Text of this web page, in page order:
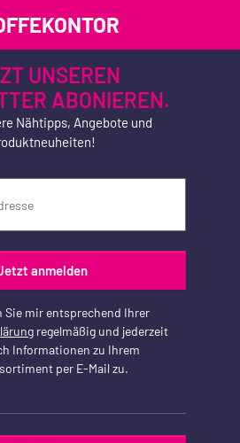
UNSEREN
ABONIEREN.
Nähtipps, Angebote und
anmelden
Sie mir entsprechend Ihrer
regelmäßig und jederzeit
Informationen zu Ihrem
per E-Mail zu.